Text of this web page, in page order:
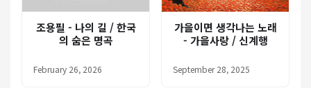
조용필 - 나의 길 / 한국
의 숨은 명곡
February 26, 2026
가을이면 생각나는 노래
- 가을사랑 / 신계행
September 28, 2025